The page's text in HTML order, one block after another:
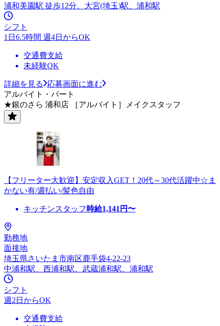
浦和美園駅 徒歩12分、大宮(埼玉)駅、浦和駅
シフト
1日6.5時間 週4日からOK
交通費支給
未経験OK
詳細を見る
応募画面に進む
アルバイト・パート
★銀のさら 浦和店 ［アルバイト］メイクスタッフ
【フリーター大歓迎】安定収入GET！20代～30代活躍中☆ま
かない有/週払い/髪色自由
キッチンスタッフ 時給1,141 円〜
勤務地
面接地
埼玉県さいたま市南区鹿手袋4-22-23
中浦和駅、西浦和駅、武蔵浦和駅、浦和駅
シフト
週2日からOK
交通費支給